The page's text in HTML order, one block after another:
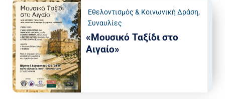
Εθελοντισμός & Κοινωνική Δράση,
Συναυλίες
«Μουσικό Ταξίδι στο
Αιγαίο»